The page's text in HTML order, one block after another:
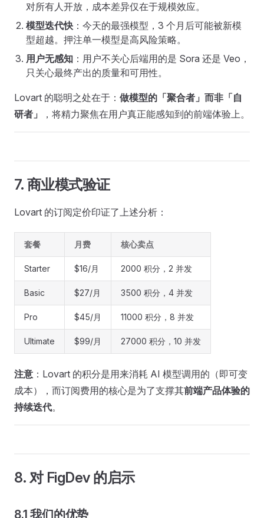
对所有人开放，成本差异仅在于规模效应。
模型迭代快 ：今天的最强模型，3 个月后可能被新模
型超越。押注单一模型是高风险策略。
用户无感知 ：用户不关心后端用的是 Sora 还是 Veo，
只关心最终产出的质量和可用性。
Lovart 的聪明之处在于： 做模型的「聚合者」而非「自
研者」
，将精力聚焦在用户真正能感知到的前端体验上。
7. 商业模式验证
Lovart 的订阅定价印证了上述分析：
套餐 月费 核心卖点
Starter $16/月 2000 积分，2 并发
Basic $27/月 3500 积分，4 并发
Pro $45/月 11000 积分，8 并发
Ultimate $99/月 27000 积分，10 并发
注意 ：Lovart 的积分是用来消耗 AI 模型调用的（即可变
成本），而订阅费用的核心是为了支撑其前端产品体验的
持续迭代。
8. 对 FigDev 的启示
8.1 我们的优势